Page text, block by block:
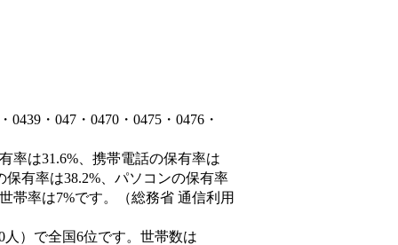
・047・0470・0475・0476・
率は31.6%、携帯電話の保有率は
保有率は38.2%、パソコンの保有率
帯率は7%です。（総務省 通信利用
人）で全国6位です。世帯数は